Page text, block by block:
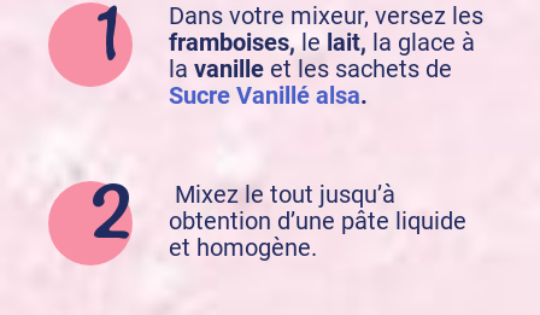
Dans votre mixeur, versez les
framboises, le lait, la glace à
la vanille et les sachets de
Sucre Vanillé alsa.
Mixez le tout jusqu’à
obtention d’une pâte liquide
et homogène.